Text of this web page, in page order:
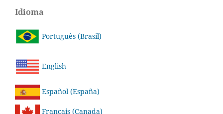
Idioma
Português (Brasil)
English
Español (España)
Français (Canada)